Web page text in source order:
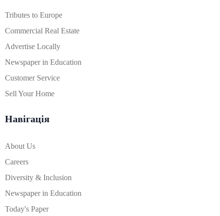
Tributes to Europe
Commercial Real Estate
Advertise Locally
Newspaper in Education
Customer Service
Sell Your Home
Навігація
About Us
Careers
Diversity & Inclusion
Newspaper in Education
Today's Paper